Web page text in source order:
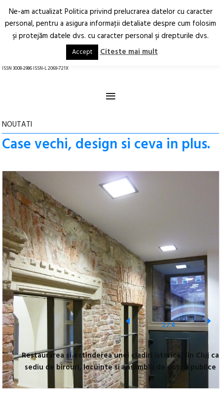
Arhitectură.
Oraș.
RO EN
ISSN 3008-2986 ISSN-L 2069-721X
≡
NOUTATI
Case vechi, design si ceva in plus.
Restaurarea si extinderea unei cladiri istorice din Cluj ca
sediu de birouri, locuinte si ansamblu de dotari publice
2/4
Ne-am actualizat Politica privind prelucrarea datelor cu caracter
personal, pentru a asigura informaţii detaliate despre cum folosim
şi protejăm datele dvs. cu caracter personal şi drepturile dvs.
Accept Citeste mai mult